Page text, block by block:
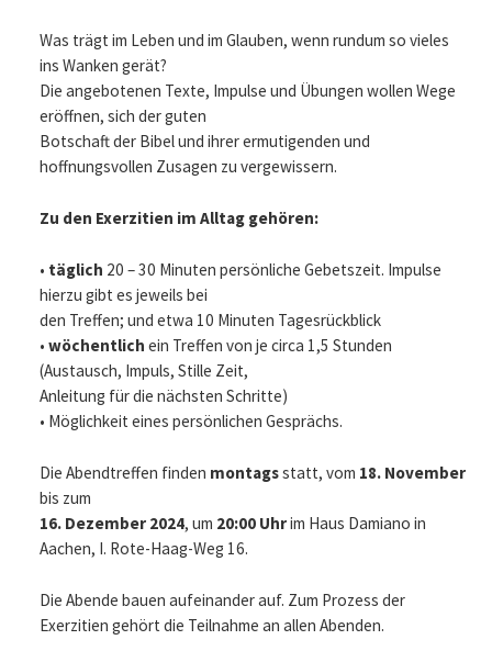
Was trägt im Leben und im Glauben, wenn rundum so vieles
ins Wanken gerät?
Die angebotenen Texte, Impulse und Übungen wollen Wege
eröffnen, sich der guten
Botschaft der Bibel und ihrer ermutigenden und
hoffnungsvollen Zusagen zu vergewissern.
Zu den Exerzitien im Alltag gehören:
• täglich 20 – 30 Minuten persönliche Gebetszeit. Impulse
hierzu gibt es jeweils bei
den Treffen; und etwa 10 Minuten Tagesrückblick
• wöchentlich ein Treffen von je circa 1,5 Stunden
(Austausch, Impuls, Stille Zeit,
Anleitung für die nächsten Schritte)
• Möglichkeit eines persönlichen Gesprächs.
Die Abendtreffen finden montagsstatt, vom 18. November
bis zum
16. Dezember 2024, um 20:00 Uhrim Haus Damiano in
Aachen, I. Rote-Haag-Weg 16.
Die Abende bauen aufeinander auf. Zum Prozess der
Exerzitien gehört die Teilnahme an allen Abenden.